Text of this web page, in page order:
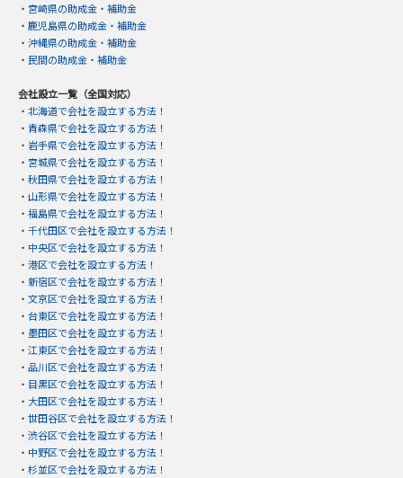
・ 宮崎県の助成金・補助金
・ 鹿児島県の助成金・補助金
・ 沖縄県の助成金・補助金
・ 民間の助成金・補助金
会社設立一覧（全国対応）
・ 北海道で会社を設立する方法！
・ 青森県で会社を設立する方法！
・ 岩手県で会社を設立する方法！
・ 宮城県で会社を設立する方法！
・ 秋田県で会社を設立する方法！
・ 山形県で会社を設立する方法！
・ 福島県で会社を設立する方法！
・ 千代田区で会社を設立する方法！
・ 中央区で会社を設立する方法！
・ 港区で会社を設立する方法！
・ 新宿区で会社を設立する方法！
・ 文京区で会社を設立する方法！
・ 台東区で会社を設立する方法！
・ 墨田区で会社を設立する方法！
・ 江東区で会社を設立する方法！
・ 品川区で会社を設立する方法！
・ 目黒区で会社を設立する方法！
・ 大田区で会社を設立する方法！
・ 世田谷区で会社を設立する方法！
・ 渋谷区で会社を設立する方法！
・ 中野区で会社を設立する方法！
・ 杉並区で会社を設立する方法！